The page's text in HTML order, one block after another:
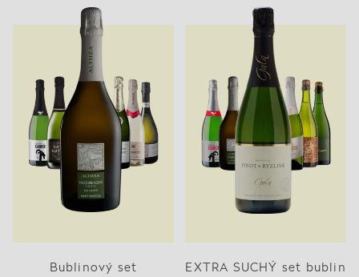
Bublinový set EXTRA SUCHÝ set bublin